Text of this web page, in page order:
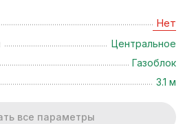
Mahall
(93) 931...
Нет
Центральное
Газоблок
3.1 м
все параметры